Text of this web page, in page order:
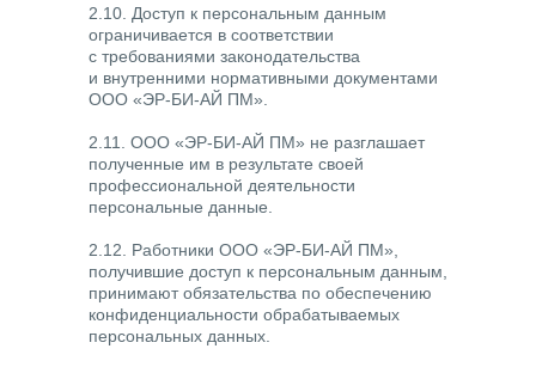
2.10. Доступ к персональным данным
ограничивается в соответствии
с требованиями законодательства
и внутренними нормативными документами
ООО «ЭР-БИ-АЙ ПМ».
2.11. ООО «ЭР-БИ-АЙ ПМ» не разглашает
полученные им в результате своей
профессиональной деятельности
персональные данные.
2.12. Работники ООО «ЭР-БИ-АЙ ПМ»,
получившие доступ к персональным данным,
принимают обязательства по обеспечению
конфиденциальности обрабатываемых
персональных данных.